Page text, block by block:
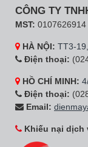
CÔNG TY
MST: 0107626914
HÀ NỘI: TT3-
Điện thoại:
HỒ CHÍ MINH:
Điện thoại:
Email:
Khiếu nại dịch